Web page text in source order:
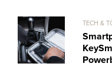
TECH &